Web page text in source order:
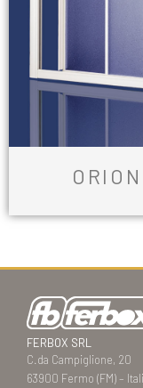
FERBOX SRL
C.da Campiglione, 20
63900 Fermo (FM) –